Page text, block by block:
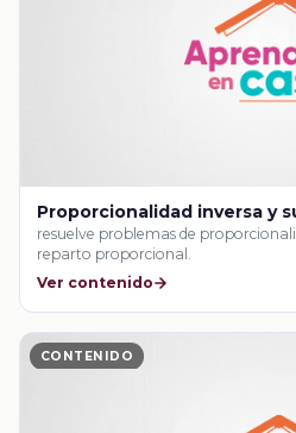
Proporcionalidad inversa y
resuelve problemas de
reparto proporcional.
Ver contenido
CONTENIDO